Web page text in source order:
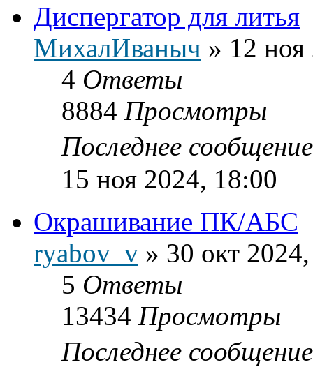
Диспергатор для литья
МихалИваныч » 12
4 Ответы
8884 Просмотры
Последнее
15 ноя 2024, 18:00
Окрашивание ПК/АБС
ryabov_v » 30 окт
5 Ответы
13434 Просмотры
Последнее